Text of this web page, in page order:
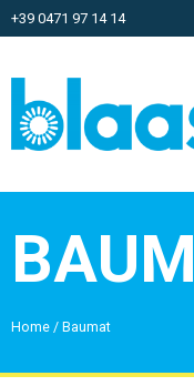
+39 0471 97 14 14
Home / Baumat